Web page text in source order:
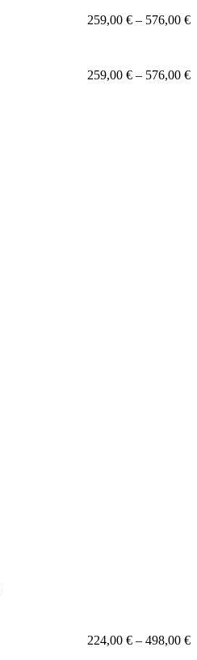
259,00 € – 576,00 €
259,00 € – 576,00 €
224,00 € – 498,00 €